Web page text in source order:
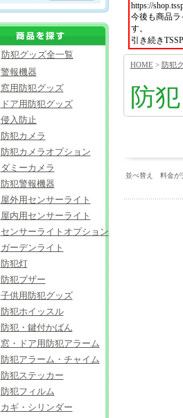
https://
今後も商品
す。
引き続き
HOME > 防犯
防
並べ替え 料金が
防犯グッズ全一覧
警報機器
窓用防犯グッズ
ドア用防犯グッズ
侵入防止
防犯カメラ
防犯カメラオプション
ダミーカメラ
防犯警報機器
屋外用センサーライト
屋内用センサーライト
センサーライトオプション
ガーデンライト
防犯灯
防犯ブザー
子供用防犯グッズ
防犯ホイッスル
防犯・鍵付かばん
窓・ドア用防犯アラーム
防犯アラーム・チャイム
防犯ステッカー
防犯フィルム
カギ・シリンダー